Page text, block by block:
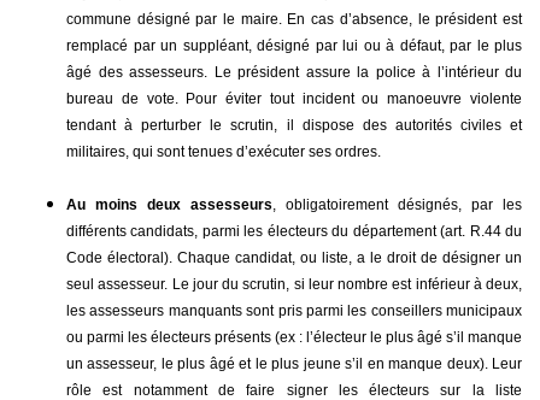
commune désigné par le maire. En cas d’absence, le président est
remplacé par un suppléant, désigné par lui ou à défaut, par le plus
âgé des assesseurs. Le président assure la police à l’intérieur du
bureau de vote. Pour éviter tout incident ou manoeuvre violente
tendant à perturber le scrutin, il dispose des autorités civiles et
militaires, qui sont tenues d’exécuter ses ordres.
Au moins deux assesseurs , obligatoirement désignés, par les
différents candidats, parmi les électeurs du département (art. R.44 du
Code électoral). Chaque candidat, ou liste, a le droit de désigner un
seul assesseur. Le jour du scrutin, si leur nombre est inférieur à deux,
les assesseurs manquants sont pris parmi les conseillers municipaux
ou parmi les électeurs présents (ex : l’électeur le plus âgé s’il manque
un assesseur, le plus âgé et le plus jeune s’il en manque deux). Leur
rôle est notamment de faire signer les électeurs sur la liste